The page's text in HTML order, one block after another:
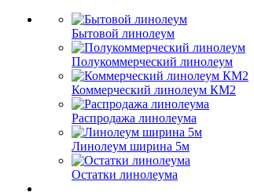
Бытовой линолеум
Полукоммерческий линолеум
Коммерческий линолеум КМ2
Распродажа линолеума
Линолеум ширина 5м
Остатки линолеума